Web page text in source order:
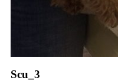
Scu_3